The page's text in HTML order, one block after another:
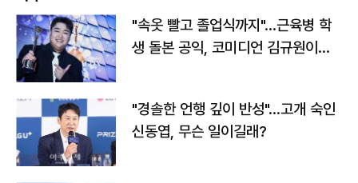
"속옷 빨고 졸업식까지"…근육병 학
생 돌본 공익, 코미디언 김규원이었
"경솔한 언행 깊이 반성"…고개 숙인
신동엽, 무슨 일이길래?